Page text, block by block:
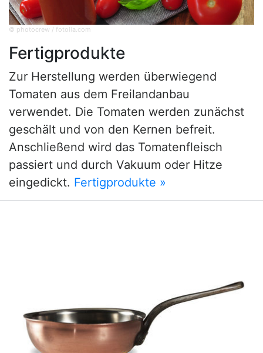
© photocrew / fotolia.com
Fertigprodukte
Zur Herstellung werden überwiegend
Tomaten aus dem Freilandanbau
verwendet. Die Tomaten werden zunächst
geschält und von den Kernen befreit.
Anschließend wird das Tomatenfleisch
passiert und durch Vakuum oder Hitze
eingedickt. Fertigprodukte »